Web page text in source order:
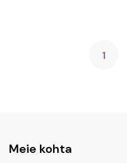
1
Meie kohta